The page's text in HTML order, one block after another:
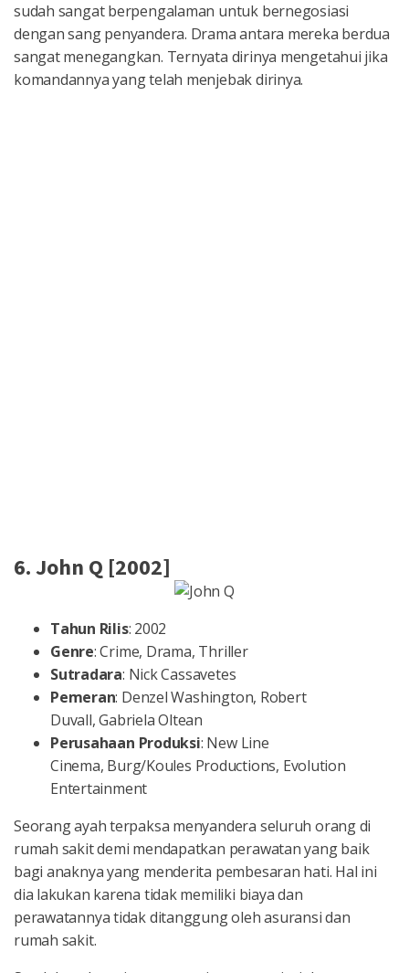
sudah sangat berpengalaman untuk bernegosiasi
dengan sang penyandera. Drama antara mereka berdua
sangat menegangkan. Ternyata dirinya mengetahui jika
komandannya yang telah menjebak dirinya.
6. John Q [2002]
Tahun Rilis: 2002
Genre: Crime, Drama, Thriller
Sutradara: Nick Cassavetes
Pemeran: Denzel Washington, Robert
Duvall, Gabriela Oltean
Perusahaan Produksi: New Line
Cinema, Burg/Koules Productions, Evolution
Entertainment
Seorang ayah terpaksa menyandera seluruh orang di
rumah sakit demi mendapatkan perawatan yang baik
bagi anaknya yang menderita pembesaran hati. Hal ini
dia lakukan karena tidak memiliki biaya dan
perawatannya tidak ditanggung oleh asuransi dan
rumah sakit.